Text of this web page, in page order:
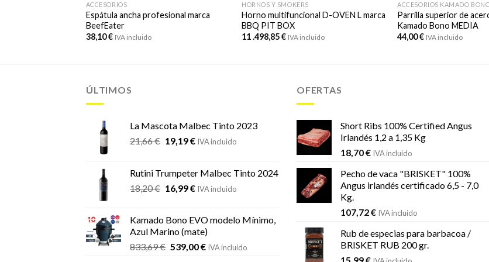
ACCESORIOS
Espátula ancha profesional marca
BeefEater
38,10€ IVA incluido
HORNOS Y SMOKERS
Horno multifuncional D-OVEN L marca
BBQ PIT BOX
11 .498,85€ IVA incluido
ACCESORIOS KAMADO
Parrilla superior de
Kamado Bono MEDIA
44,00€ IVA incluido
ÚLTIMOS
La Mascota Malbec Tinto 2023
21,66€ El
era:
21,66 €.
19,19€El
es:
19,19 €.
IVA incluido
Rutini Trumpeter Malbec Tinto 2024
18,20€ El
era:
18,20 €.
16,99€El
es:
16,99 €.
IVA incluido
Kamado Bono EVO modelo Mínimo,
Azul Marino (mate)
833,69€ El
539,00€ElIVA incluido
OFERTAS
Short Ribs 100% Certified Angus
Irlandés 1,2 a 1,35 Kg
18,70€ IVA incluido
Pecho de vaca "BRISKET" 100%
Angus irlandés certificado 6,5 - 7,0
Kg.
107,72€ IVA incluido
Rub de especias para barbacoa /
BRISKET RUB 200 gr.